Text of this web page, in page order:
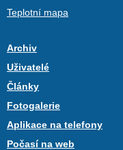
Teplotní mapa
Archiv
Uživatelé
Články
Fotogalerie
Aplikace na telefony
Počasí na web